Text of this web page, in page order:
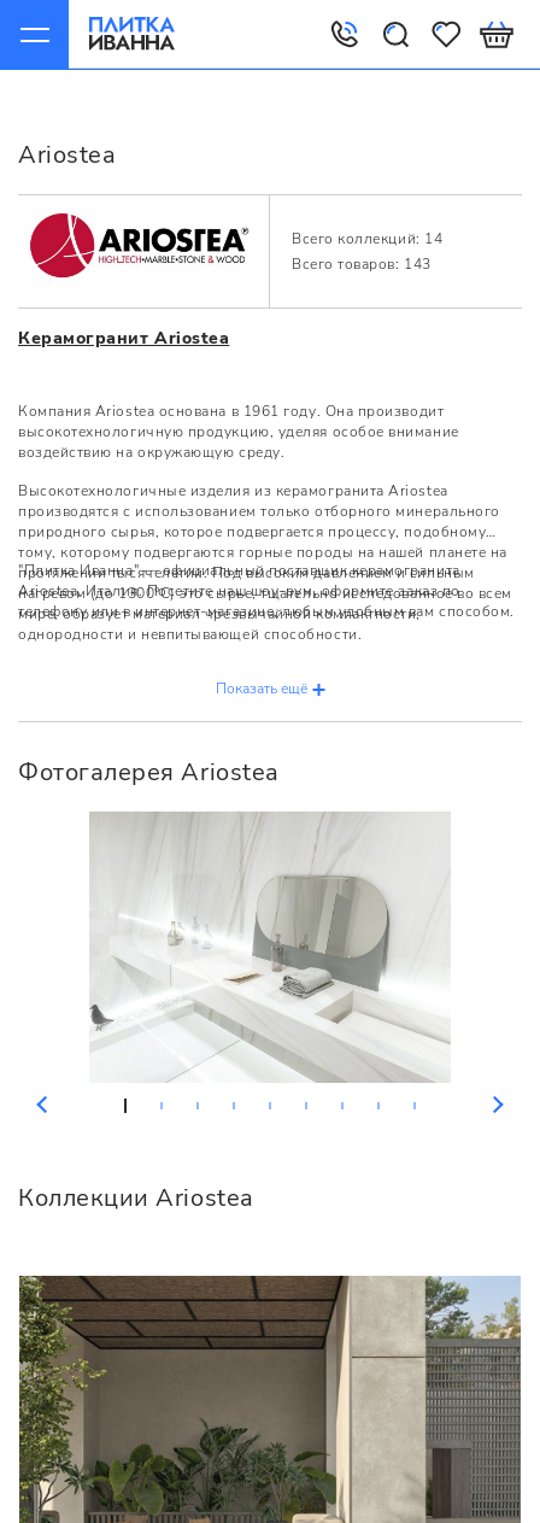
Ariostea
Всего коллекций: 14
Всего товаров: 143
Керамогранит Ariostea
Компания Ariostea основана в 1961 году. Она производит
высокотехнологичную продукцию, уделяя особое внимание
воздействию на окружающую среду.
Высокотехнологичные изделия из керамогранита Ariostea
производятся с использованием только отборного минерального
природного сырья, которое подвергается процессу, подобному
тому, которому подвергаются горные породы на нашей планете на
протяжении тысячелетий. Под высоким давлением и сильным
нагревом (до 1300°С) это сырье, тщательно исследованное во всем
мире, образует материал чрезвычайной компактности,
однородности и невпитывающей способности.
"Плитка Иванна" — официальный поставщик керамогранита
Ariostea, Италия. Посетите наш шоу-рум, оформите заказ по
телефону или в интернет-магазине, любым удобным вам способом.
Показать ещё
Фотогалерея Ariostea
Коллекции Ariostea